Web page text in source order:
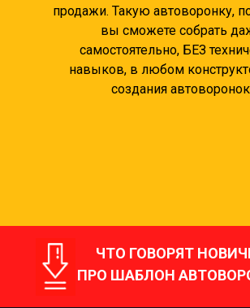
продажи. Такую автоворонку,
вы сможете собрать
самостоятельно, БЕЗ
навыков, в любом
создания
ЧТО ГОВОРЯТ
ПРО ШАБЛОН